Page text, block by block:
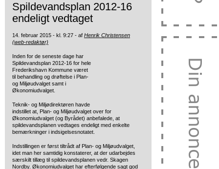
Spildevandsplan 2012-16
endeligt vedtaget
14. februar 2015 - kl. 9:27 - af Henrik Christensen
(web-redaktør)
Inden for de seneste dage har
Spildevandsplan 2012-16 for hele
Frederikshavn Kommune været
til behandling og drøftelse i Plan-
og Miljøudvalget samt i
Økonomiudvalget.
Teknik- og Miljødirektøren havde
indstillet at, Plan- og Miljøudvalget over for
Økonomiudvalget (og Byrådet) anbefalede, at
spildevandsplanen vedtages endeligt med enkelte
bemærkninger i indsigelsesnotatet.
Indstillingen er først tiltrådt af Plan- og Miljøudvalget,
idet man her samtidig konstaterer, at der udarbejdes
særskilt tillæg til spildevandsplanen vedr. Skagen
Nordby. Økonomiudvalget har efterfølgende sagt god